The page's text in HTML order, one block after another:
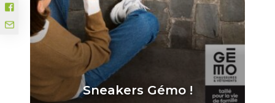
Sneakers Gémo !